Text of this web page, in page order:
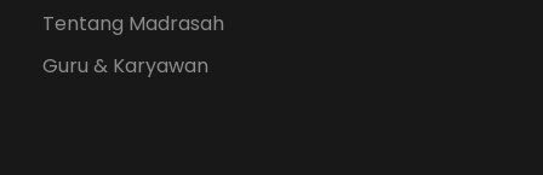
Tentang Madrasah
Guru & Karyawan